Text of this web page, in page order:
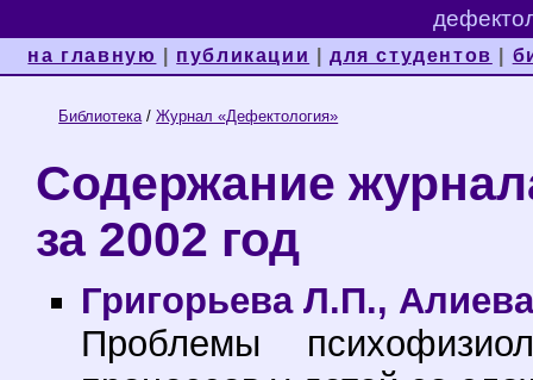
на главную публикации |для студентов
Библиотека/Журнал «Дефектология»
Содержание
за 2002 год
Григорьева Л.П.,
Проблемы